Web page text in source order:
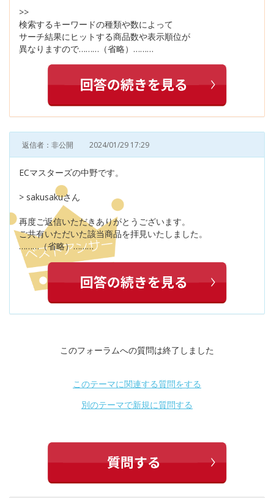
>>
検索するキーワードの種類や数によって
サーチ結果にヒットする商品数や表示順位が
異なりますので………（省略）………
返信者：非公開 2024/01/29 17:29
ECマスターズの中野です。
> sakusakuさん
再度ご返信いただきありがとうございます。
ご共有いただいた該当商品を拝見いたしました。
………（省略）………
このフォーラムへの質問は終了しました
このテーマに関連する質問をする
別のテーマで新規に質問する